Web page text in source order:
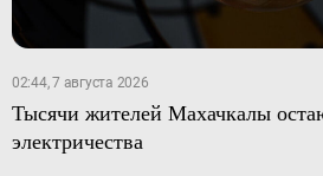
02:44, 7 августа 2026
Тысячи жителей Махачкалы
электричества